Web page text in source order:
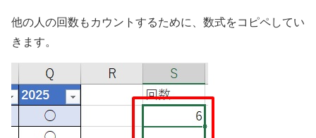
他の人の回数もカウントするために、数式をコピペしてい
きます。